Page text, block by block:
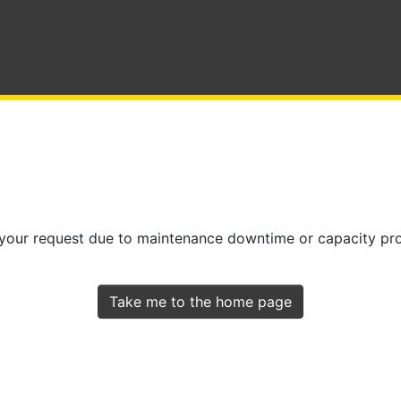
request due to maintenance downtime or capacity
Take me to the home page